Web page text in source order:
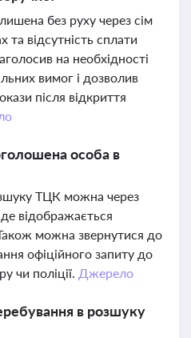
без руху через сім
та відсутність сплати
на необхідності
вимог і дозволив
після відкриття
особа в
ТЦК можна через
відображається
можна звернутися до
офіційного запиту до
чи поліції. Джерело
в розшуку